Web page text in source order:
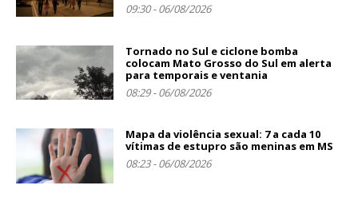
09:30 - 06/08/2026
Tornado no Sul e ciclone bomba
colocam Mato Grosso do Sul em alerta
para temporais e ventania
08:29 - 06/08/2026
Mapa da violência sexual: 7 a cada 10
vítimas de estupro são meninas em MS
08:23 - 06/08/2026